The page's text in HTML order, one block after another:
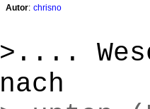
Autor: chrisno
>....
nach